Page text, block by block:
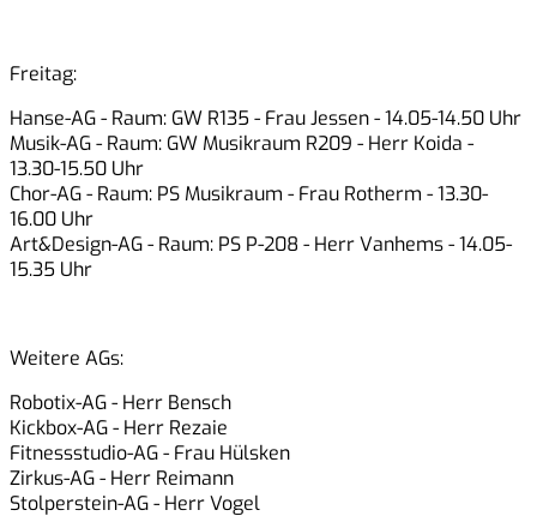
Freitag:
Hanse-AG- Raum: GW R135 - Frau Jessen - 14.05-14.50 Uhr
Musik-AG- Raum: GW Musikraum R209 - Herr Koida -
13.30-15.50 Uhr
Chor-AG- Raum: PS Musikraum - Frau Rotherm - 13.30-
16.00 Uhr
Art&Design-AG- Raum: PS P-208 - Herr Vanhems - 14.05-
15.35 Uhr
Weitere AGs:
Robotix-AG- Herr Bensch
Kickbox-AG- Herr Rezaie
Fitnessstudio-AG- Frau Hülsken
Zirkus-AG- Herr Reimann
Stolperstein-AG- Herr Vogel